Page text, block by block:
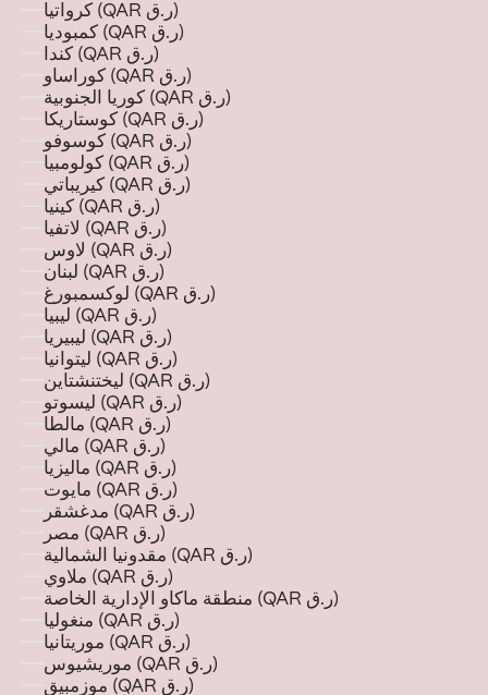
كرواتيا (QAR ر.ق)
كمبوديا (QAR ر.ق)
كندا (QAR ر.ق)
كوراساو (QAR ر.ق)
كوريا الجنوبية (QAR ر.ق)
كوستاريكا (QAR ر.ق)
كوسوفو (QAR ر.ق)
كولومبيا (QAR ر.ق)
كيريباتي (QAR ر.ق)
كينيا (QAR ر.ق)
لاتفيا (QAR ر.ق)
لاوس (QAR ر.ق)
لبنان (QAR ر.ق)
لوكسمبورغ (QAR ر.ق)
ليبيا (QAR ر.ق)
ليبيريا (QAR ر.ق)
ليتوانيا (QAR ر.ق)
ليختنشتاين (QAR ر.ق)
ليسوتو (QAR ر.ق)
مالطا (QAR ر.ق)
مالي (QAR ر.ق)
ماليزيا (QAR ر.ق)
مايوت (QAR ر.ق)
مدغشقر (QAR ر.ق)
مصر (QAR ر.ق)
مقدونيا الشمالية (QAR ر.ق)
ملاوي (QAR ر.ق)
منطقة ماكاو الإدارية الخاصة (QAR ر.ق)
منغوليا (QAR ر.ق)
موريتانيا (QAR ر.ق)
موريشيوس (QAR ر.ق)
موزمبيق (QAR ر.ق)